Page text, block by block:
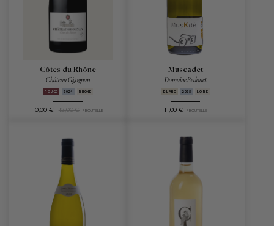
Côtes-du-Rhône
Château Gigognan
ROUGE 2024 RHÔNE
10,00 € 12,00 € / BOUTEILLE
Muscadet
Domaine Bedouet
BLANC 2025 LOIRE
11,00 € / BOUTEILLE